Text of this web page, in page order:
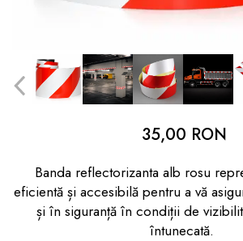
dopuri de urechi
Igiena copii
35,00 RON
Banda reflectorizanta alb rosu
eficientă și accesibilă pentru a vă
și în siguranță în condiții de
întunecată.